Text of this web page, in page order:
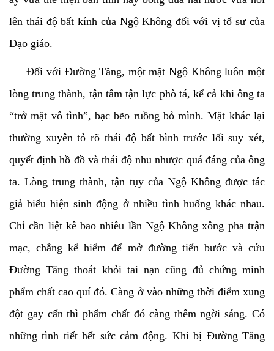
lên thái độ bất kính của Ngộ Không đối với vị tổ sư của
Đạo giáo.
Đối với Đường Tăng, một mặt Ngộ Không luôn một
lòng trung thành, tận tâm tận lực phò tá, kể cả khi ông ta
“trở mặt vô tình”, bạc bẽo ruồng bỏ mình. Mặt khác lại
thường xuyên tỏ rõ thái độ bất bình trước lối suy xét,
quyết định hồ đồ và thái độ nhu nhược quá đáng của ông
ta. Lòng trung thành, tận tụy của Ngộ Không được tác
giả biểu hiện sinh động ở nhiều tình huống khác nhau.
Chỉ cần liệt kê bao nhiêu lần Ngộ Không xông pha trận
mạc, chẳng kể hiểm để mở đường tiến bước và cứu
Đường Tăng thoát khỏi tai nạn cũng đủ chứng minh
phẩm chất cao quí đó. Càng ở vào những thời điểm xung
đột gay cấn thì phẩm chất đó càng thêm ngời sáng. Có
những tình tiết hết sức cảm động. Khi bị Đường Tăng